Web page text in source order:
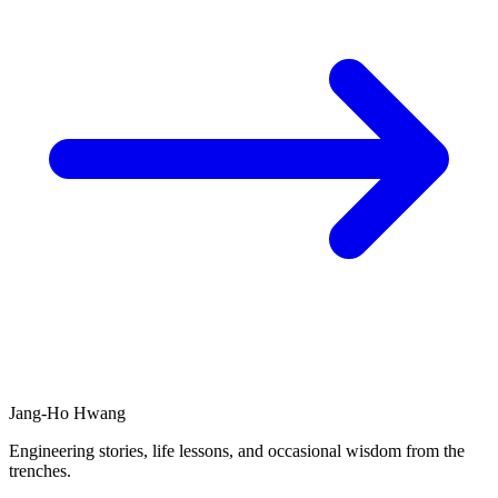
Jang-Ho Hwang
Engineering stories, life lessons, and occasional wisdom from the
trenches.